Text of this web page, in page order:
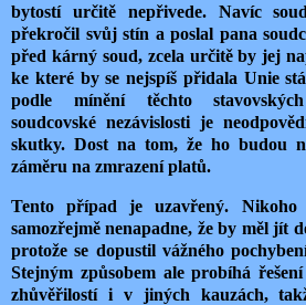
bytostí určitě nepřivede. Navíc
překročil svůj stín a poslal pana
před kárný soud, zcela určitě by jej
ke které by se nejspíš přidala Unie
podle mínění těchto
soudcovské nezávislosti je
skutky. Dost na tom, že ho budou
záměru na zmrazení platů.
Tento případ je uzavřený. Nikoho
samozřejmě nenapadne, že by měl jít
protože se dopustil vážného
Stejným způsobem ale probíhá
zhůvěřilostí i v jiných kauzách,